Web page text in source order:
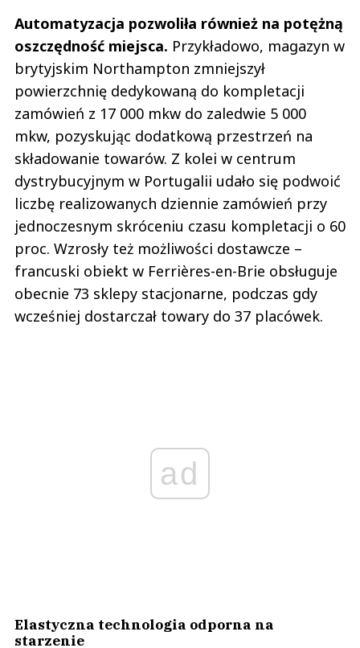
Automatyzacja pozwoliła również na potężną
oszczędność miejsca. Przykładowo, magazyn w
brytyjskim Northampton zmniejszył
powierzchnię dedykowaną do kompletacji
zamówień z 17 000 mkw do zaledwie 5 000
mkw, pozyskując dodatkową przestrzeń na
składowanie towarów. Z kolei w centrum
dystrybucyjnym w Portugalii udało się podwoić
liczbę realizowanych dziennie zamówień przy
jednoczesnym skróceniu czasu kompletacji o 60
proc. Wzrosły też możliwości dostawcze –
francuski obiekt w Ferrières-en-Brie obsługuje
obecnie 73 sklepy stacjonarne, podczas gdy
wcześniej dostarczał towary do 37 placówek.
ad
Elastyczna technologia odporna na
starzenie